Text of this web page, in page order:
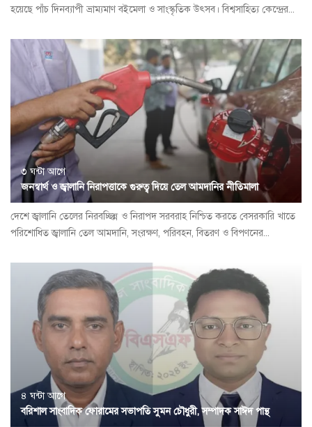
হয়েছে পাঁচ দিনব্যাপী ভ্রাম্যমাণ বইমেলা ও সাংস্কৃতিক উৎসব। বিশ্বসাহিত্য কেন্দ্রের...
৩ ঘন্টা আগে
জনস্বার্থ ও জ্বালানি নিরাপত্তাকে গুরুত্ব দিয়ে তেল আমদানির নীতিমালা
দেশে জ্বালানি তেলের নিরবচ্ছিন্ন ও নিরাপদ সরবরাহ নিশ্চিত করতে বেসরকারি খাতে
পরিশোধিত জ্বালানি তেল আমদানি, সংরক্ষণ, পরিবহন, বিতরণ ও বিপণনের...
৪ ঘন্টা আগে
বরিশাল সাংবাদিক ফোরামের সভাপতি সুমন চৌধুরী, সম্পাদক সাঈদ পান্থ